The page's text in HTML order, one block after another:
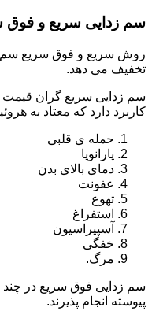
سم زدایی سریع و فوق
روش سریع و فوق سریع سم
تخفیف می دهد.
سم زدایی سریع گران قیمت
کاربرد دارد که معتاد به
حمله ی قلبی
پارانویا
دمای بالای بدن
عفونت
تهوع
استفراغ
آسپیراسیون
خفگی
مرگ.
پیوسته انجام پذیرند.